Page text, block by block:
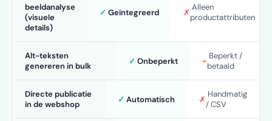
beeldanalyse
(visuele
details)
✓ Geïntegreerd ✗ Alleen
productattributen
Alt-teksten
genereren in bulk
✓ Onbeperkt ~ Beperkt /
betaald
Directe publicatie
in de webshop
✓ Automatisch ✗ Handmatig
/ CSV